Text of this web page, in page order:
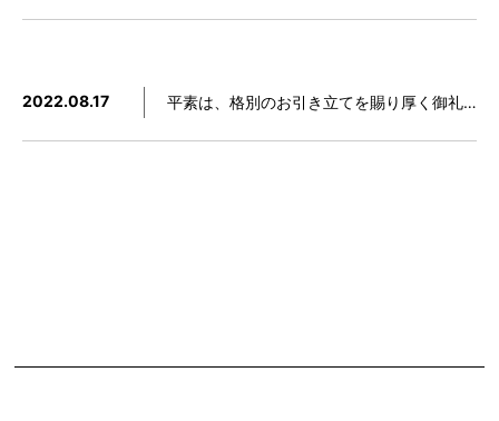
2022.08.17 平素は、格別のお引き立てを賜り厚く御礼申し上げます。さて、今般の原材料高騰に加え、物流問題による材料供給問題が現場で起きていると察します。 弊社スタロンは、日本国内で安全在庫運用をしているため、材料の供給問題は一切ありません。また、大型案件にも供給問題なく納入…